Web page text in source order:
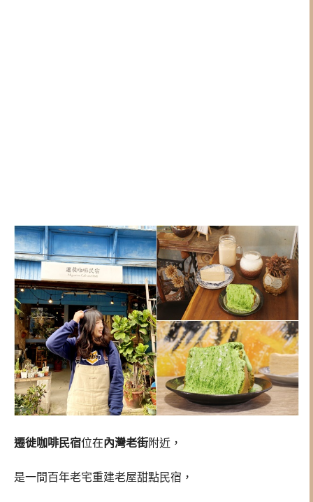
遷徙咖啡民宿位在內灣老街附近，
是一間百年老宅重建老屋甜點民宿，